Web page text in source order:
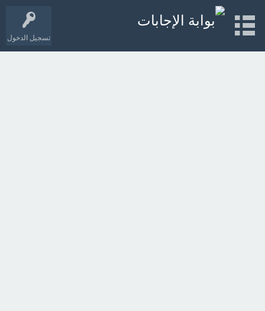
تسجيل الدخول